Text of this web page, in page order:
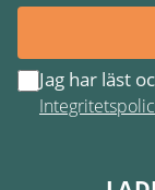
Jag har läst